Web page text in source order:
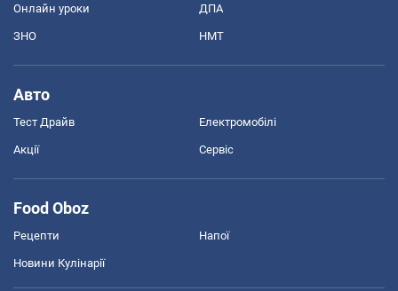
Онлайн уроки ДПА
ЗНО НМТ
Авто
Тест Драйв Електромобілі
Акції Сервіс
Food Oboz
Рецепти Напої
Новини Кулінарії